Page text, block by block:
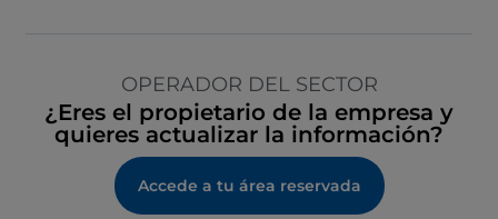
OPERADOR DEL SECTOR
¿Eres el propietario de la empresa y
quieres actualizar la información?
Accede a tu área reservada